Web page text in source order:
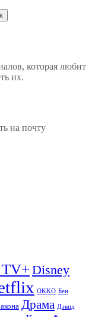
которая любит
их.
на почту
Disney
OKKO Бен
Драма Дэвид